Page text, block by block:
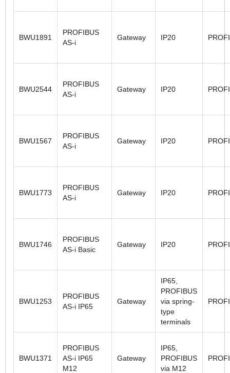
BWU1891
PROFIBUS
AS-i
Gateway IP20
BWU2544
PROFIBUS
AS-i
Gateway IP20
BWU1567
PROFIBUS
AS-i
Gateway IP20
BWU1773
PROFIBUS
AS-i
Gateway IP20
BWU1746
PROFIBUS
AS-i Basic
Gateway IP20
BWU1253
PROFIBUS
AS-i IP65
Gateway
IP65,
PROFIBUS
via spring-
type
terminals
BWU1371
PROFIBUS
AS-i IP65
M12
Gateway
IP65,
PROFIBUS
via M12